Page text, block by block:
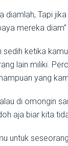
diamlah, Tapi
mereka diam”
sedih ketika
lain miliki.
yang
di omongin
aja biar kita
untuk